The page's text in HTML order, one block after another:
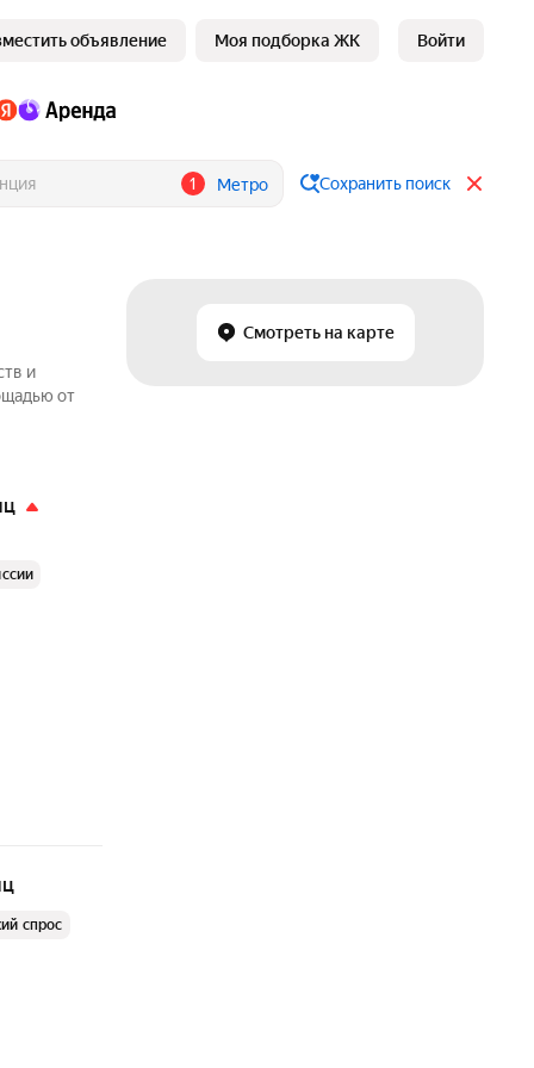
объявление Моя подборка ЖК Войти
1 Метро Сохранить поиск
Смотреть на карте
и
от
спрос